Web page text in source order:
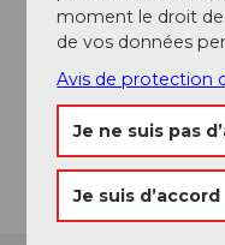
Contact
Foxtrail GmbH
Bahnhofplatz
6130Willisau
Arrivée
moment le droit
de vos données
Avis de protection
Je ne suis pas
Je suis d’accord